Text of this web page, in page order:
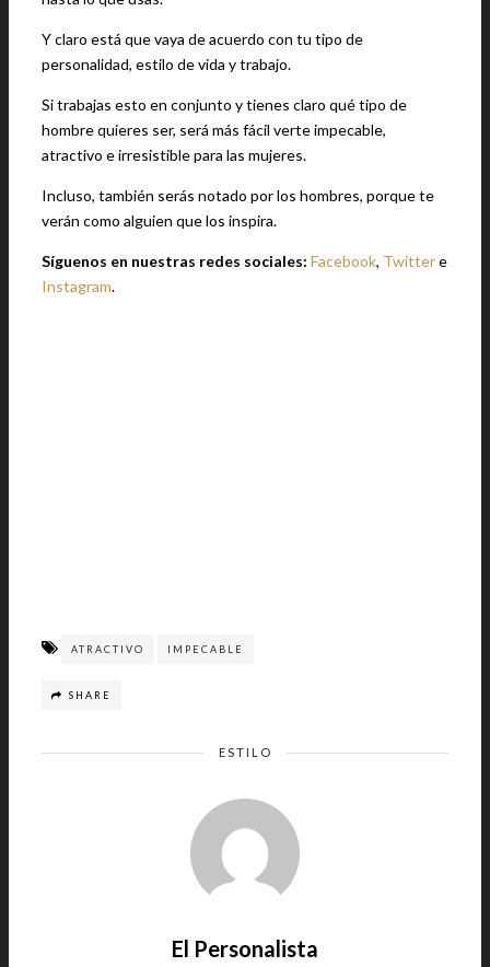
Y claro está que vaya de acuerdo con tu tipo de
personalidad, estilo de vida y trabajo.
Si trabajas esto en conjunto y tienes claro qué tipo de
hombre quieres ser, será más fácil verte impecable,
atractivo e irresistible para las mujeres.
Incluso, también serás notado por los hombres, porque te
verán como alguien que los inspira.
Síguenos en nuestras redes sociales: Facebook, Twittere
Instagram.
ATRACTIVO IMPECABLE
SHARE
ESTILO
El Personalista